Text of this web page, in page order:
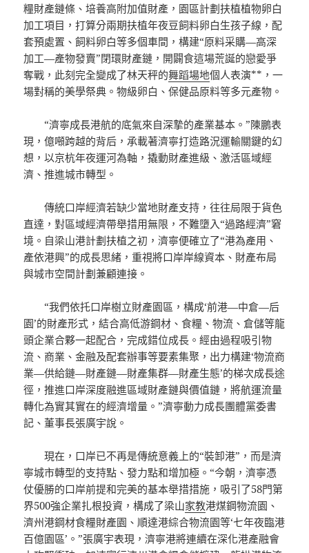
糧財產鏈條、培養高附加值財產，園區計劃扶植植物卵白
加工項目，打算分兩期扶植年夜豆飼料卵白生孩子線，配
套預處置、飼料卵白等多個車間，構建“原料采購—高深
加工—產物發賣”閉環財產鏈，開闢食這場荒誕的戀愛爭
奪戰，此刻完全變成了林天秤的舞蹈場地個人表演**，一
場對稱的美學祭典。物級卵白、保健品原料等多元產物。
“濟寧成長港航的底氣來自深摯的產業基本。”陳鵬表
現，億噸跨越的背后，承載著濟寧打造路況運輸關鍵的幻
想，以京杭年夜運河為軸，撬動財產進級、激活區域經
濟、推進城市轉型。
傳統口岸經濟若缺少當地財產支持，往往局限于貨色
直達，對區域經濟帶舉措用無限，不難墮入“過路經濟”窘
境。自梁山港計劃扶植之初，濟寧便確立了“港為產用、
產依港興”的成長思緒，重視將口岸岸線資本、財產布局
與城市空間計劃兼顧連接。
“我們依托口岸樹立財產園區，構成‘前港—中倉—后
園’的財產形式，結合高低游鋼材、食糧、物流、倉儲等龍
頭企業合夥一起配合，完成錯位成長。經由過程吸引物
流、商業、金融及配套辦事等要素集聚，出力構建‘物流商
業—供給鏈—財產鏈—財產集群—財產生態’的梯次成長途
徑，推進口岸深度融進區域財產鏈與價值鏈，將航運流量
轉化為實其實在的經濟增量。”濟寧動力成長團體黨委書
記、董事長張廣宇說。
現在，口岸已不再是傳統意義上的“裝卸港”，而是濟
寧城市轉型的支持點、發力點和增加極。“今朝，濟寧憑
仗優勝的口岸前提和完美的基本舉措措施，吸引了58門第
界500強企業扎根投資，構成了梁山家教港煤鋼物流園、
濟州港鋼材食糧財產園、順達港綜合物流園等‘七年夜臨港
百億園區’。”張廣宇表現，濟寧港將連續在深化港產融會